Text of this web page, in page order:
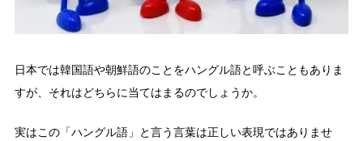
日本では韓国語や朝鮮語のことをハングル語と呼ぶこともありま
すが、それはどちらに当てはまるのでしょうか。
実はこの「ハングル語」と言う言葉は正しい表現ではありませ